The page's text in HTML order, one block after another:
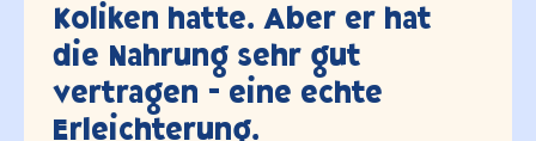
Valerie